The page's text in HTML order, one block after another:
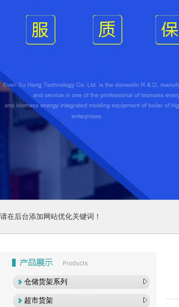
请在后台添加网站优化关键词！
仓储货架系列
超市货架